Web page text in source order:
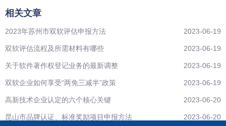
相关文章
2023-06-19
2023年苏州市双软评估申报方法
2023-06-19
双软评估流程及所需材料有哪些
2023-06-19
关于软件著作权登记业务的最新调整
2023-06-19
双软企业如何享受“两免三减半”政策
2023-06-20
高新技术企业认定的六个核心关键
2023-06-20
昆山市品牌认证、标准奖励项目申报方法